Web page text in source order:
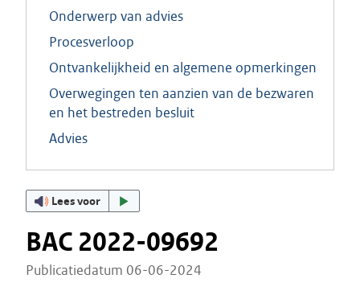
Onderwerp van advies
Procesverloop
Ontvankelijkheid en algemene opmerkingen
Overwegingen ten aanzien van de bezwaren
en het bestreden besluit
Advies
Lees voor
BAC 2022-09692
Publicatiedatum 06-06-2024